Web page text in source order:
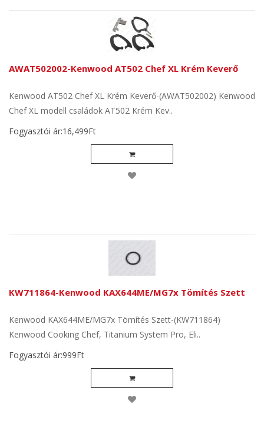
AWAT502002-Kenwood AT502 Chef XL Krém Keverő
Kenwood AT502 Chef XL Krém Keverő-(AWAT502002) Kenwood
Chef XL modell családok AT502 Krém Kev..
Fogyasztói ár:16,499Ft
KW711864-Kenwood KAX644ME/MG7x Tömítés Szett
Kenwood KAX644ME/MG7x Tömítés Szett-(KW711864)
Kenwood Cooking Chef, Titanium System Pro, Eli..
Fogyasztói ár:999Ft